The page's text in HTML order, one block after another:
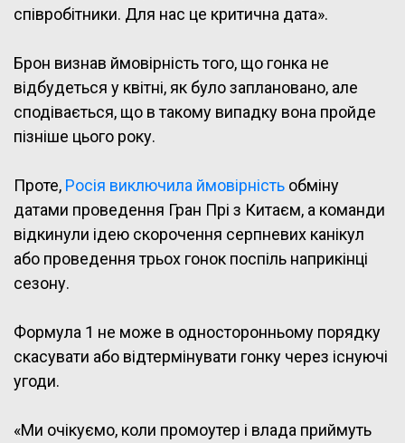
співробітники. Для нас це критична дата».
Брон визнав ймовірність того, що гонка не
відбудеться у квітні, як було заплановано, але
сподівається, що в такому випадку вона пройде
пізніше цього року.
Проте, Росія виключила ймовірність обміну
датами проведення Гран Прі з Китаєм, а команди
відкинули ідею скорочення серпневих канікул
або проведення трьох гонок поспіль наприкінці
сезону.
Формула 1 не може в односторонньому порядку
скасувати або відтермінувати гонку через існуючі
угоди.
«Ми очікуємо, коли промоутер і влада приймуть